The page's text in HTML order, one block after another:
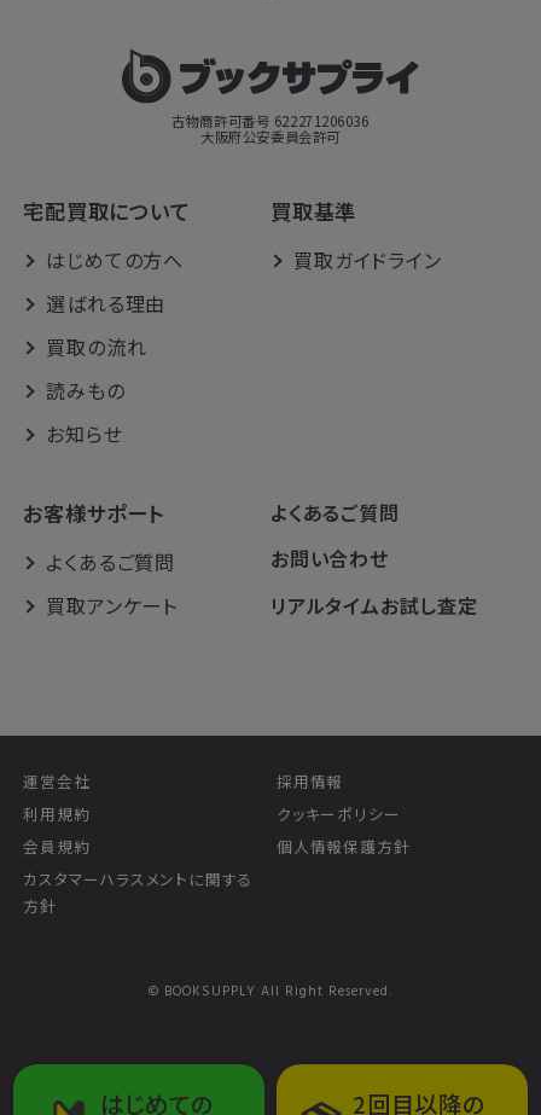
はじめての 2回目以降の
古物商許可番号 622271206036
大阪府公安委員会許可
宅配買取について
はじめての方へ
選ばれる理由
買取の流れ
読みもの
お知らせ
買取基準
買取ガイドライン
お客様サポート
よくあるご質問
買取アンケート
よくあるご質問
お問い合わせ
リアルタイムお試し査定
運営会社
採用情報
利用規約
クッキーポリシー
会員規約
個人情報保護方針
カスタマーハラスメントに関する
方針
© BOOKSUPPLY All Right Reserved.